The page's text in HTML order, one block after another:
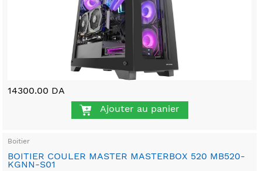
14300.00 DA
Ajouter au panier
Boitier
BOITIER COULER MASTER MASTERBOX 520 MB520-
KGNN-S01